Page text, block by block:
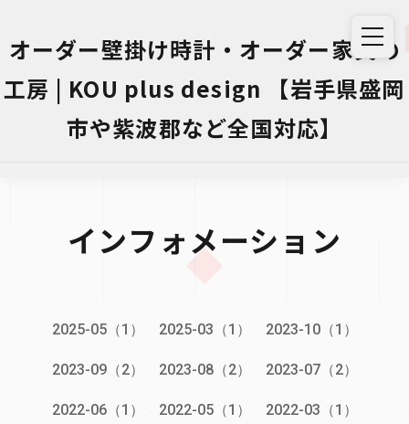
オーダー壁掛け時計・オーダー家具の
工房 | KOU plus design 【岩手県盛岡
市や紫波郡など全国対応】
インフォメーション
2025-05（1） 2025-03（1） 2023-10（1）
2023-09（2） 2023-08（2） 2023-07（2）
2022-06（1） 2022-05（1） 2022-03（1）